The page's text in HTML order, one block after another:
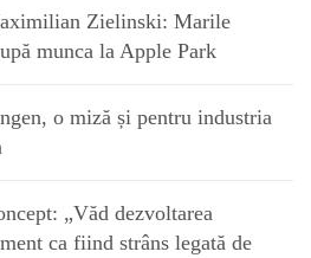
Zielinski: Marile
munca la Apple Park
o miză și pentru industria
„Văd dezvoltarea
ca fiind strâns legată de